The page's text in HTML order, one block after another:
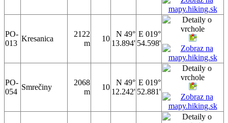
PO-
013
Kresanica
2122
m
10
N 49°
13.894'
E 019°
54.598'
PO-
054
Smrečiny
2068
m
10
N 49°
12.242'
E 019°
52.881'